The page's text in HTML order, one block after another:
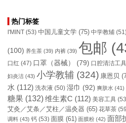
热门标签
I'MINT (53) 中国儿童文学 (75) 中学教辅
(100) 养生茶 (39) 内裤 (39) 包邮
口红 (47) 口罩（器械） (79) 口腔清洁工具
妇炎洁 (43) 小学教辅 (324) 康恩贝
水 (112) 洗衣液 (50) 湿巾 (92) 爽肤水 (41)
糖果 (132)维生素C (112) 美容工具
艾灸／艾条／艾柱／温灸器 (65) 花草茶
调料 (43) 钙 (53) 面膜 (61) 面膜粉 (42) 面部